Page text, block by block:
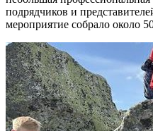
подрядчиков и
мероприятие собрало около